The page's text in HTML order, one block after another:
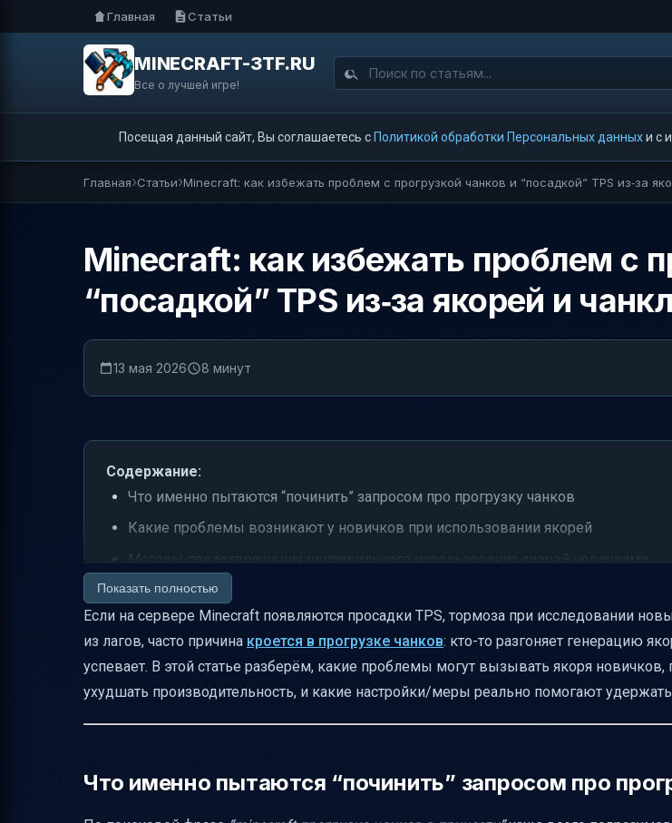
Главная Статьи
MINECRAFT-3TF.RU
Все о лучшей игре!
Посещая данный сайт, Вы соглашаетесь с Политикой обработки Персональных данныхи с
Главная Статьи Minecraft: как избежать проблем с прогрузкой чанков и “посадкой” TPS из‑за
Minecraft: как избежать проблем с
“посадкой” TPS из‑за якорей и
13 мая 2026 8 минут
Содержание:
Что именно пытаются “починить” запросом про прогрузку чанков
Какие проблемы возникают у новичков при использовании якорей
Методы предотвращения неправильного использования якорей новичками
Почему чанклоадеры могут ухудшать производительность сервера
Что происходит с чанками в момент открытия нового куска карты
Сравнение: чанклоадер и “обычная” беготня по карте
Как выход игрока влияет на TPS: почему это важный сигнал
Как контролировать “кто и сколько” якорей использует: подходы из практики
Показать полностью
Если на сервере Minecraft появляются просадки TPS, тормоза при исследовании
из лагов, часто причина кроется в прогрузке чанков: кто-то разгоняет генерацию
успевает. В этой статье разберём, какие проблемы могут вызывать якоря
ухудшать производительность, и какие настройки/меры реально помогают
Что именно пытаются “починить” запросом про